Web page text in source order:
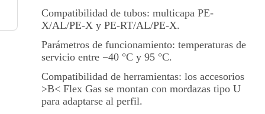
Compatibilidad de tubos: multicapa PE-
X/AL/PE-X y PE-RT/AL/PE-X.
Parámetros de funcionamiento: temperaturas de
servicio entre −40 °C y 95 °C.
Compatibilidad de herramientas: los accesorios
>B< Flex Gas se montan con mordazas tipo U
para adaptarse al perfil.